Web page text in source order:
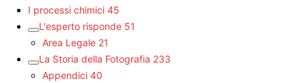
I processi chimici 45
L'esperto risponde 51
Area Legale 21
La Storia della Fotografia 233
Appendici 40